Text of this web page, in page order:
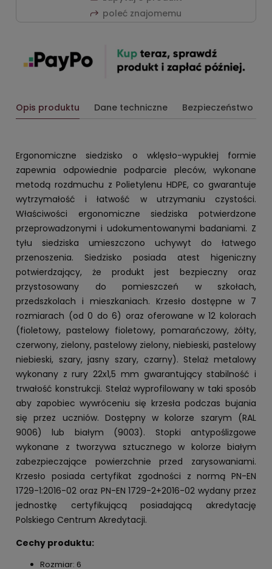
poleć znajomemu
Opis produktu Dane techniczne Bezpieczeństwo
Ergonomiczne siedzisko o wklęsło-wypukłej formie
zapewnia odpowiednie podparcie pleców, wykonane
metodą rozdmuchu z Polietylenu HDPE, co gwarantuje
wytrzymałość i łatwość w utrzymaniu czystości.
Właściwości ergonomiczne siedziska potwierdzone
przeprowadzonymi i udokumentowanymi badaniami. Z
tyłu siedziska umieszczono uchywyt do łatwego
przenoszenia. Siedzisko posiada atest higeniczny
potwierdzający, że produkt jest bezpieczny oraz
przystosowany do pomieszczeń w szkołach,
przedszkolach i mieszkaniach. Krzesło dostępne w 7
rozmiarach (od 0 do 6) oraz oferowane w 12 kolorach
(fioletowy, pastelowy fioletowy, pomarańczowy, żółty,
czerwony, zielony, pastelowy zielony, niebieski, pastelowy
niebieski, szary, jasny szary, czarny). Stelaż metalowy
wykonany z rury 22x1,5 mm gwarantujący stabilność i
trwałość konstrukcji. Stelaż wyprofilowany w taki sposób
aby zapobiec wywróceniu się krzesła podczas bujania
się przez uczniów. Dostępny w kolorze szarym (RAL
9006) lub białym (9003). Stopki antypoślizgowe
wykonane z tworzywa sztucznego w kolorze białym
zabezpieczające powierzchnie przed zarysowaniami.
Krzesło posiada certyfikat zgodności z normą PN-EN
1729-1:2016-02 oraz PN-EN 1729-2+2016-02 wydany przez
jednostkę certyfikującą posiadającą akredytację
Polskiego Centrum Akredytacji.
Cechy produktu:
Rozmiar: 6